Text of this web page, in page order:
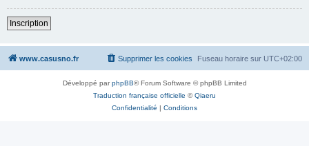
Inscription
www.casusno.fr Fuseau horaire sur UTC+02:00
Supprimer les cookies
Développé parphpBB® Forum Software © phpBB Limited
Traduction française officielle ©Qiaeru
Confidentialité | Conditions